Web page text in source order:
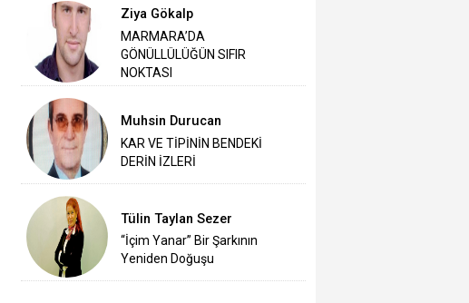
Ziya Gökalp
MARMARA’DA
GÖNÜLLÜLÜĞÜN SIFIR
NOKTASI
Muhsin Durucan
KAR VE TİPİNİN BENDEKİ
DERİN İZLERİ
Tülin Taylan Sezer
“İçim Yanar” Bir Şarkının
Yeniden Doğuşu